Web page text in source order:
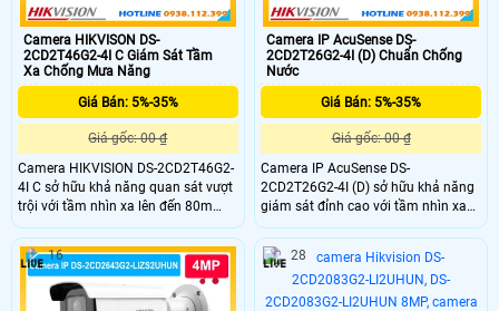
Camera HIKVISON DS-
2CD2T46G2-4I C Giám Sát Tầm
Xa Chống Mưa Năng
Giá Bán: 5%-35%
Giá gốc: 00 ₫
Camera HIKVISION DS-2CD2T46G2-
4I C sở hữu khả năng quan sát vượt
trội với tầm nhìn xa lên đến 80m
trong đêm. Camera mang lại giải
pháp quản lý an ninh tối ưu nhờ độ
phân giải 4.0 Megapixel siêu nét
cùng chip CMOS đời mới. Đây chính
là lựa chọn lý tưởng cho các không
Camera IP AcuSense DS-
2CD2T26G2-4I (D) Chuẩn Chống
Nước
Giá Bán: 5%-35%
Giá gốc: 00 ₫
Camera IP AcuSense DS-
2CD2T26G2-4I (D) sở hữu khả năng
giám sát đỉnh cao với tầm nhìn xa
lên đến 80m trong đêm. Thiết bị
mang lại giải pháp quản lý an ninh
vượt trội nhờ tích hợp chip xử lý
CMOS tiên tiến cùng độ phân giải
sắc nét. Đây là giải pháp phù hợp
16 28